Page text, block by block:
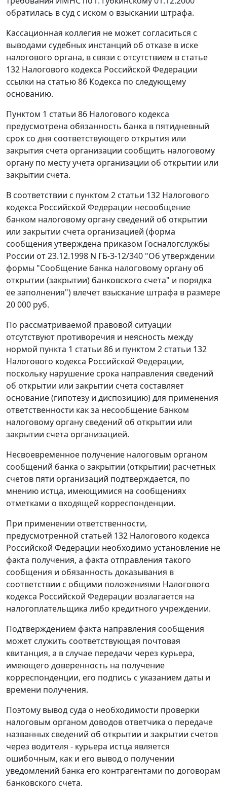
обратилась в суд с иском о взыскании штрафа.
Кассационная коллегия не может согласиться с
выводами судебных инстанций об отказе в иске
налогового органа, в связи с отсутствием в статье
132 Налогового кодекса Российской Федерации
ссылки на статью 86 Кодекса по следующему
основанию.
Пунктом 1 статьи 86 Налогового кодекса
предусмотрена обязанность банка в пятидневный
срок со дня соответствующего открытия или
закрытия счета организации сообщить налоговому
органу по месту учета организации об открытии или
закрытии счета.
В соответствии с пунктом 2 статьи 132 Налогового
кодекса Российской Федерации несообщение
банком налоговому органу сведений об открытии
или закрытии счета организацией (форма
сообщения утверждена приказом Госналогслужбы
России от 23.12.1998 N ГБ-3-12/340 "Об утверждении
формы "Сообщение банка налоговому органу об
открытии (закрытии) банковского счета" и порядка
ее заполнения") влечет взыскание штрафа в размере
20 000 руб.
По рассматриваемой правовой ситуации
отсутствуют противоречия и неясность между
нормой пункта 1 статьи 86 и пунктом 2 статьи 132
Налогового кодекса Российской Федерации,
поскольку нарушение срока направления сведений
об открытии или закрытии счета составляет
основание (гипотезу и диспозицию) для применения
ответственности как за несообщение банком
налоговому органу сведений об открытии или
закрытии счета организацией.
Несвоевременное получение налоговым органом
сообщений банка о закрытии (открытии) расчетных
счетов пяти организаций подтверждается, по
мнению истца, имеющимися на сообщениях
отметками о входящей корреспонденции.
При применении ответственности,
предусмотренной статьей 132 Налогового кодекса
Российской Федерации необходимо установление не
факта получения, а факта отправления такого
сообщения и обязанность доказывания в
соответствии с общими положениями Налогового
кодекса Российской Федерации возлагается на
налогоплательщика либо кредитного учреждении.
Подтверждением факта направления сообщения
может служить соответствующая почтовая
квитанция, а в случае передачи через курьера,
имеющего доверенность на получение
корреспонденции, его подпись с указанием даты и
времени получения.
Поэтому вывод суда о необходимости проверки
налоговым органом доводов ответчика о передаче
названных сведений об открытии и закрытии счетов
через водителя - курьера истца является
ошибочным, как и его вывод о получении
уведомлений банка его контрагентами по договорам
банковского счета.